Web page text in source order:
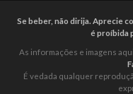
Se beber, não dirija. Aprecie
é proíbida
As informações e imagens
É vedada qualquer